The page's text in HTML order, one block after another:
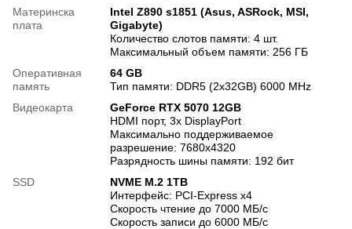
Материнска
плата
Intel Z890 s1851 (Asus, ASRock, MSI,
Gigabyte)
Количество слотов памяти: 4 шт.
Максимальный объем памяти: 256 ГБ
Оперативная
память
64 GB
Тип памяти: DDR5 (2x32GB) 6000 MHz
Видеокарта
GeForce RTX 5070 12GB
HDMI порт, 3х DisplayPort
Максимально поддерживаемое
разрешение: 7680x4320
Разрядность шины памяти: 192 бит
SSD
NVME M.2 1TB
Интерфейс: PCI-Express x4
Скорость чтение до 7000 МБ/с
Скорость записи до 6000 МБ/с